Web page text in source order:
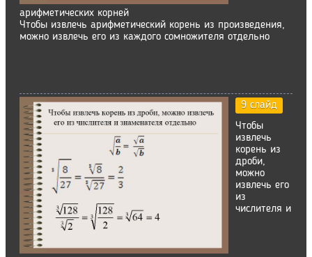
арифметических корней
Чтобы извлечь арифметический корень из произведения,
можно извлечь его из каждого сомножителя отдельно
9 слайд
Чтобы
извлечь
корень из
дроби,
можно
извлечь его
из
числителя и